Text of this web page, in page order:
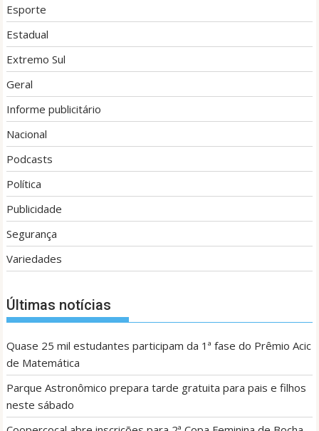
Esporte
Estadual
Extremo Sul
Geral
Informe publicitário
Nacional
Podcasts
Política
Publicidade
Segurança
Variedades
Últimas notícias
Quase 25 mil estudantes participam da 1ª fase do Prêmio Acic
de Matemática
Parque Astronômico prepara tarde gratuita para pais e filhos
neste sábado